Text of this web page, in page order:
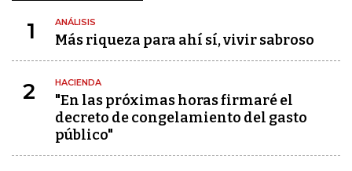
1 ANÁLISIS
Más riqueza para ahí sí, vivir sabroso
2 HACIENDA
"En las próximas horas firmaré el
decreto de congelamiento del gasto
público"